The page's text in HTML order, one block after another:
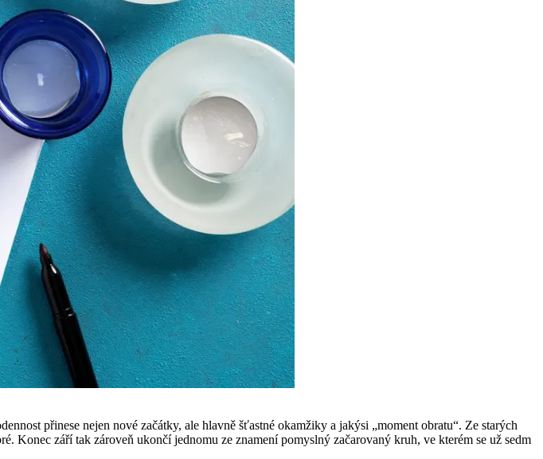
přinese nejen nové začátky, ale hlavně šťastné okamžiky a jakýsi „moment obratu“. Ze starých
Konec září tak zároveň ukončí jednomu ze znamení pomyslný začarovaný kruh, ve kterém se už sedm